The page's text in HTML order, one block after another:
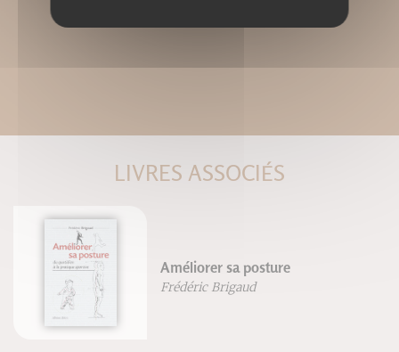
LIVRES ASSOCIÉS
Améliorer sa posture
Frédéric Brigaud